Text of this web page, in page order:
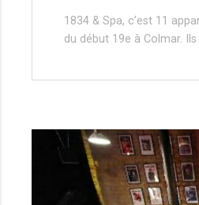
1834 & Spa, c’est 11
du début 19e à Colmar.